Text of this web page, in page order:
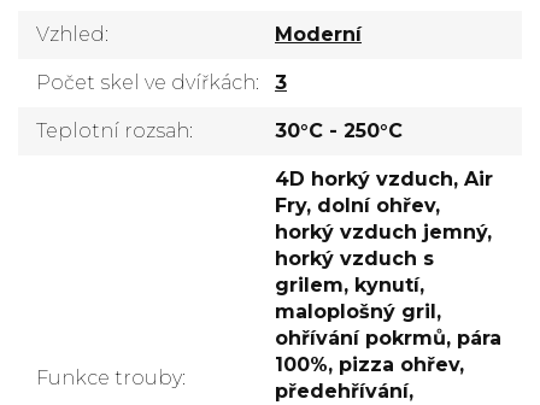
Vzhled: Moderní
Počet skel ve dvířkách: 3
Teplotní rozsah: 30°C - 250°C
Funkce trouby:
4D horký vzduch, Air
Fry, dolní ohřev,
horký vzduch jemný,
horký vzduch s
grilem, kynutí,
maloplošný gril,
ohřívání pokrmů, pára
100%, pizza ohřev,
předehřívání,